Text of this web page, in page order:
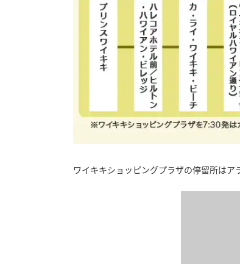
ワイキキショッピングプラザの停留所は